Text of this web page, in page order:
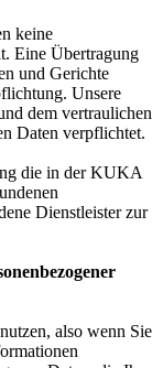
keine
Eine Übertragung
und Gerichte
Unsere
dem vertraulichen
Daten verpflichtet.
die in der KUKA
Dienstleister zur
also wenn Sie